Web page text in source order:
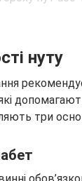
нуту
три